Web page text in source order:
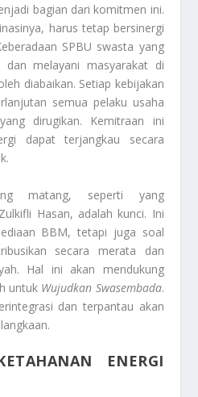
bagian dari komitmen ini.
harus tetap bersinergi
SPBU swasta yang
melayani masyarakat di
diabaikan. Setiap kebijakan
semua pelaku usaha
dirugikan. Kemitraan ini
dapat terjangkau secara
matang, seperti yang
Hasan, adalah kunci. Ini
BBM, tetapi juga soal
secara merata dan
Hal ini akan mendukung
untuk Wujudkan Swasembada.
dan terpantau akan
ENERGI